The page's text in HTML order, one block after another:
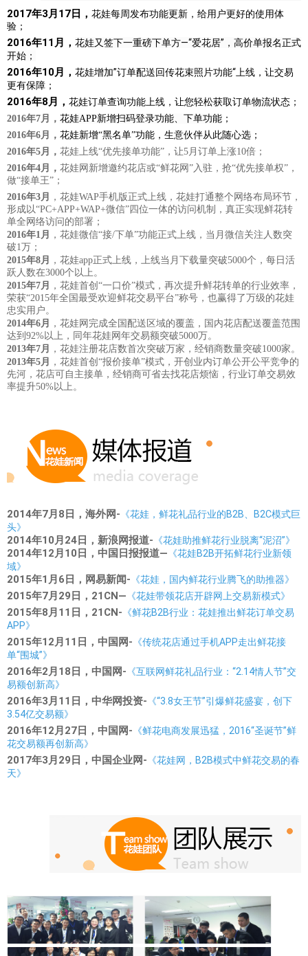
2017年3月17日 ， 花娃每周发布功能更新，给用户更好的使用体
验；
2016年11月 ， 花娃又签下一重磅下单方—“爱花居”，高价单报名正式
开始；
2016年10月 ， 花娃增加”订单配送回传花束照片功能“上线，让交易
更有保障；
2016年8月 ， 花娃订单查询功能上线，让您轻松获取订单物流状态；
2016年7月 ， 花娃APP新增扫码登录功能、下单功能 ；
2016年6月
， 花娃新增“黑名单”功能，生意伙伴从此随心选 ；
2016年5月， 花娃上线“优先接单功能”，让5月订单上涨10倍；
2016年4月， 花娃网新增邀约花店或“鲜花网”入驻，抢“优先接单权”，
做“接单王”；
2016年3月
，花娃WAP手机版正式上线，花娃打通整个网络布局环节，
形成以“PC+APP+WAP+微信”四位一体的访问机制，真正实现鲜花转
单全网络访问的部署；
2016年1月
，花娃微信“接/下单”功能正式上线，当月微信关注人数突
破1万；
2015年8月
，花娃app正式上线，上线当月下载量突破5000个，每日活
跃人数在3000个以上。
2015年7月
，花娃首创“一口价”模式，再次提升鲜花转单的行业效率，
荣获“2015年全国最受欢迎鲜花交易平台”称号，也赢得了万级的花娃
忠实用户。
2014年6月
，花娃网完成全国配送区域的覆盖，国内花店配送覆盖范围
达到92%以上，同年花娃网年交易额突破5000万。
2013年7月
，花娃注册花店数首次突破万家，经销商数量突破1000家。
2013年5月
，花娃首创“报价接单”模式，开创业内订单公开公平竞争的
先河，花店可自主接单，经销商可省去找花店烦恼，行业订单交易效
率提升50%以上。
2014年7月8日， 海外网- 《花娃，鲜花礼品行业的B2B、B2C模式巨
头》
2014年10月24日， 新浪网报道- 《花娃助推鲜花行业脱离“泥沼”》
2014年12月10日， 中国日报报道— 《花娃B2B开拓鲜花行业新领
域》
2015年1月6日， 网易新闻- 《花娃，国内鲜花行业腾飞的助推器》
2015年7月29日， 21CN— 《花娃带领花店开辟网上交易新模式》
2015年8月11日，21CN- 《鲜花B2B行业：花娃推出鲜花订单交易
APP》
2015年12月11日，中国网- 《传统花店通过手机APP走出鲜花接
单“围城”》
2016年2月18日，中国网- 《互联网鲜花礼品行业：“2.14情人节”交
易额创新高》
2016年3月11日，中华网投资- 《“3.8女王节”引爆鲜花盛宴，创下
3.54亿交易额》
2016年12月27日，中国网- 《鲜花电商发展迅猛，2016“圣诞节”鲜
花交易额再创新高》
2017年3月29日，中国企业网- 《花娃网，B2B模式中鲜花交易的春
天》